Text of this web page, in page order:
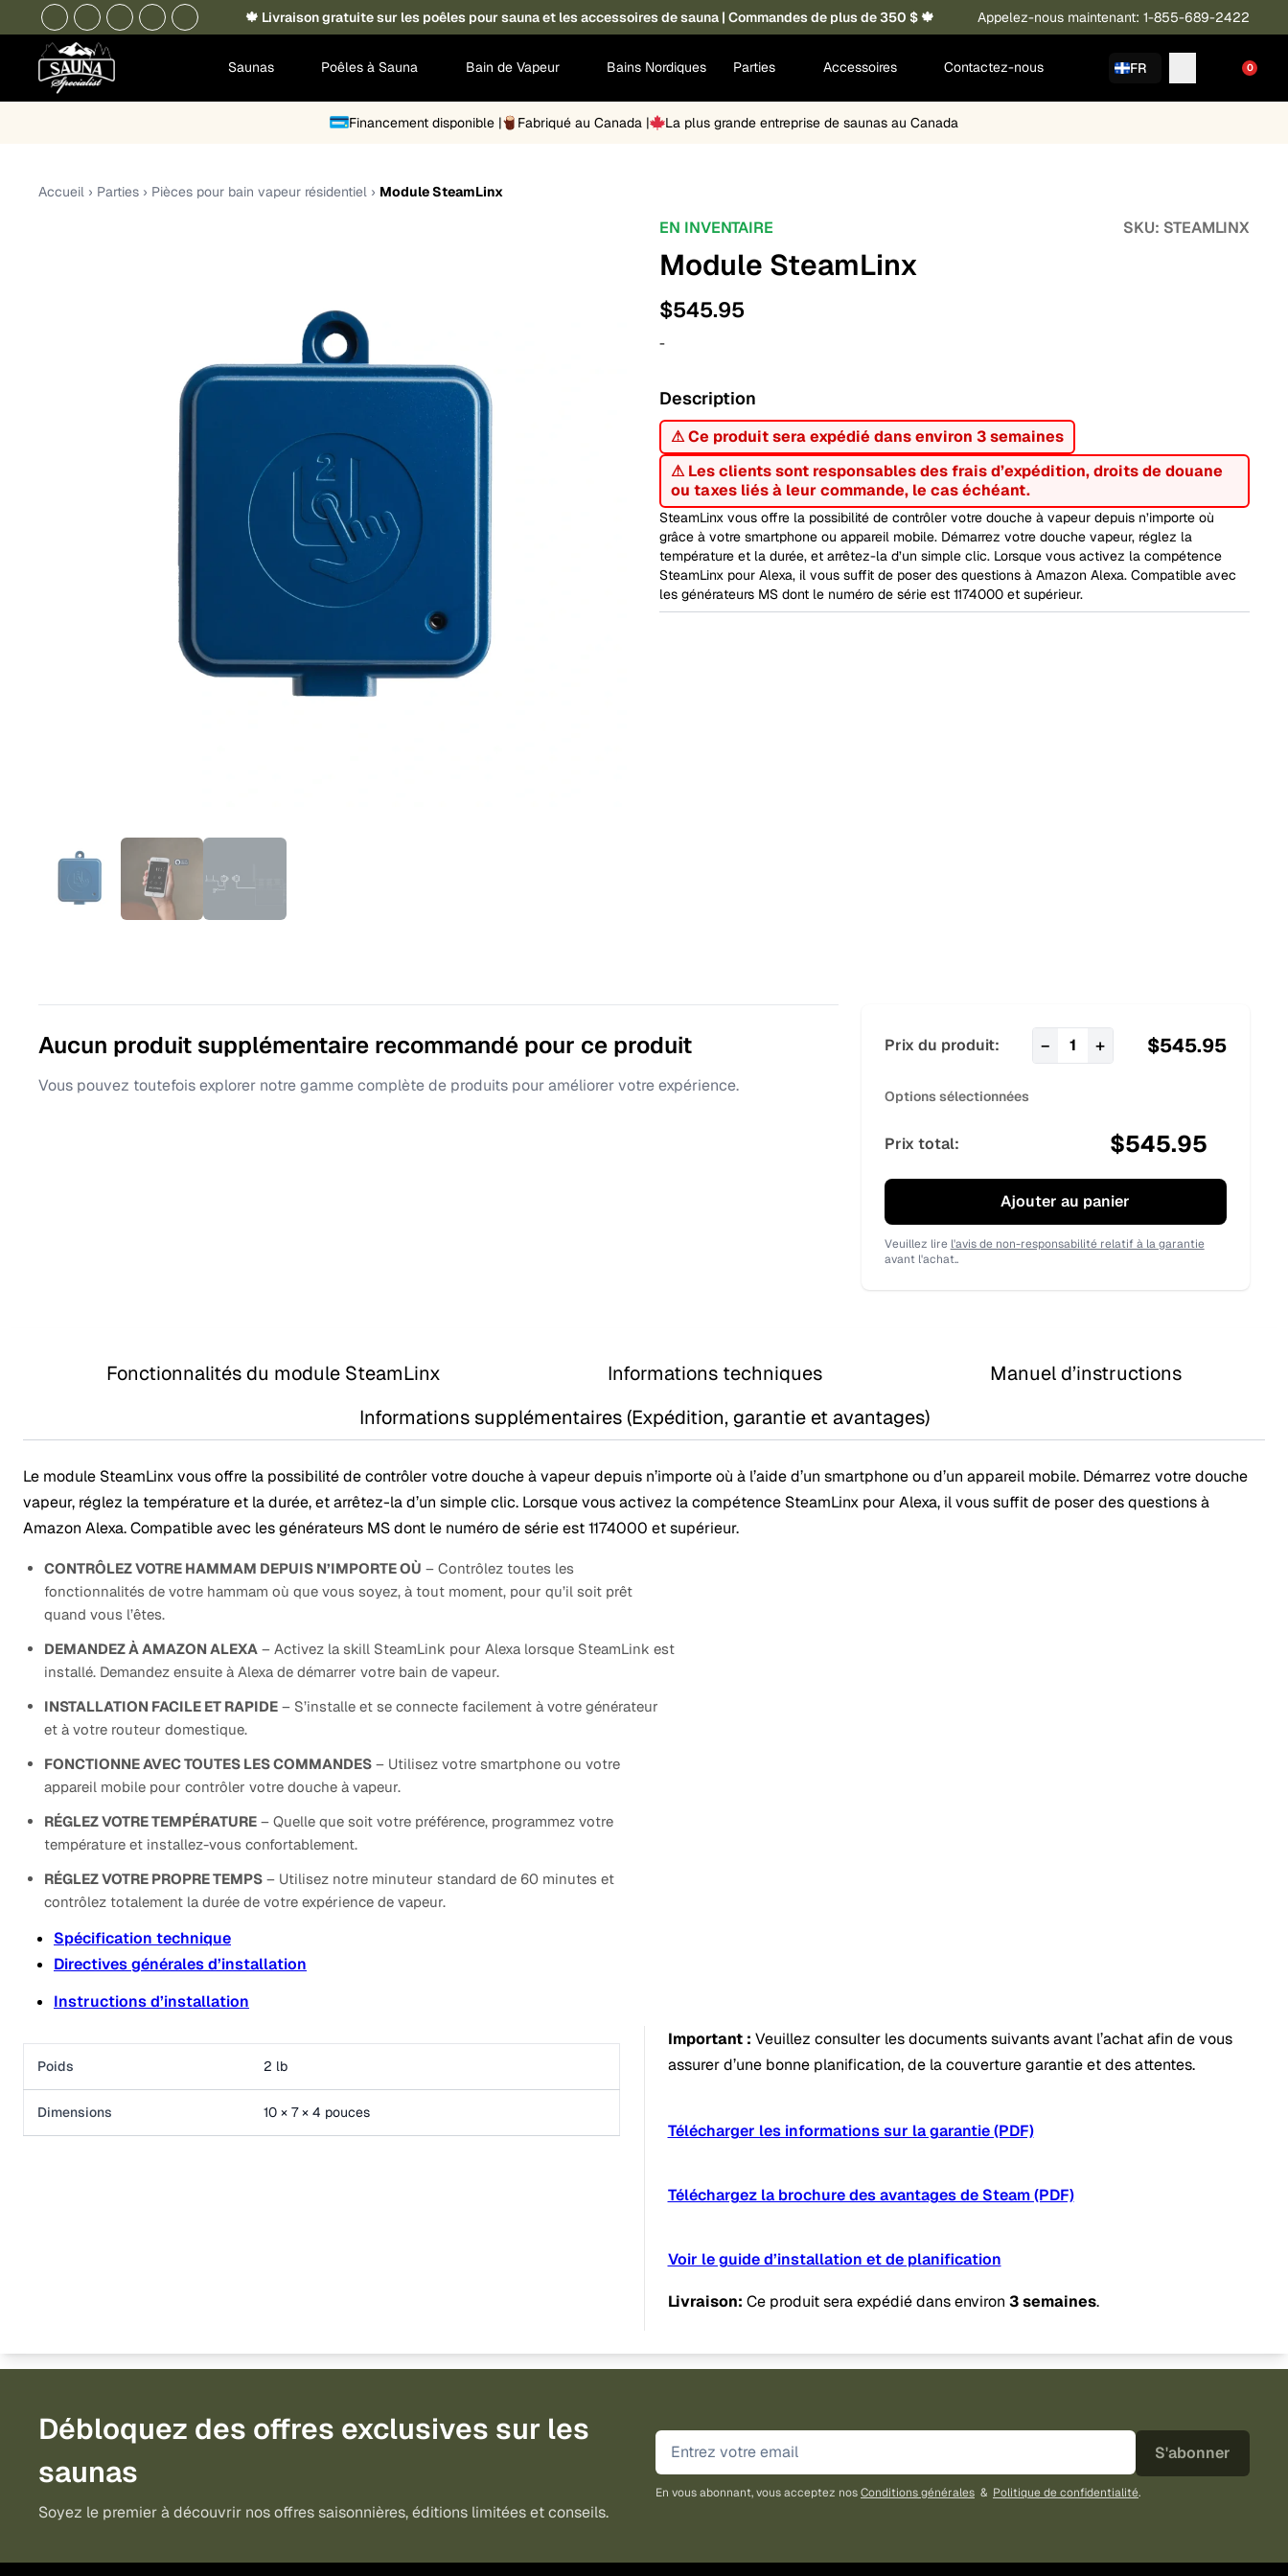
🍁 Livraison gratuite sur les poêles pour sauna et les accessoires de sauna | Commandes de plus de 350 $ 🍁 Appelez-nous maintenant: 1-855-689-2422
Saunas Poêles à Sauna Bain de Vapeur Bains Nordiques Parties Accessoires Contactez-nous FR 0
Financement disponible | Fabriqué au Canada | La plus grande entreprise de saunas au Canada
Accueil › Parties › Pièces pour bain vapeur résidentiel › Module SteamLinx
EN INVENTAIRE SKU: STEAMLINX
Module SteamLinx
$545.95
-
Description
⚠ Ce produit sera expédié dans environ 3 semaines
⚠ Les clients sont responsables des frais d’expédition, droits de douane
ou taxes liés à leur commande, le cas échéant.
SteamLinx vous offre la possibilité de contrôler votre douche à vapeur depuis n’importe où
grâce à votre smartphone ou appareil mobile. Démarrez votre douche vapeur, réglez la
température et la durée, et arrêtez-la d’un simple clic. Lorsque vous activez la compétence
SteamLinx pour Alexa, il vous suffit de poser des questions à Amazon Alexa. Compatible avec
les générateurs MS dont le numéro de série est 1174000 et supérieur.
Aucun produit supplémentaire recommandé pour ce produit
Vous pouvez toutefois explorer notre gamme complète de produits pour améliorer votre expérience.
Prix du produit: − 1 + $545.95
Options sélectionnées
Prix total: $545.95
Ajouter au panier
Veuillez lire l'avis de non-responsabilité relatif à la garantie
avant l'achat..
Fonctionnalités du module SteamLinx Informations techniques
Manuel d’instructions
Informations supplémentaires (Expédition, garantie et avantages)
Le module SteamLinx vous offre la possibilité de contrôler votre douche à vapeur depuis n’importe où à l’aide d’un smartphone ou d’un appareil mobile. Démarrez votre douche
vapeur, réglez la température et la durée, et arrêtez-la d’un simple clic. Lorsque vous activez la compétence SteamLinx pour Alexa, il vous suffit de poser des questions à
Amazon Alexa. Compatible avec les générateurs MS dont le numéro de série est 1174000 et supérieur.
CONTRÔLEZ VOTRE HAMMAM DEPUIS N’IMPORTE OÙ – Contrôlez toutes les
fonctionnalités de votre hammam où que vous soyez, à tout moment, pour qu’il soit prêt
quand vous l’êtes.
DEMANDEZ À AMAZON ALEXA – Activez la skill SteamLink pour Alexa lorsque SteamLink est
installé. Demandez ensuite à Alexa de démarrer votre bain de vapeur.
INSTALLATION FACILE ET RAPIDE – S’installe et se connecte facilement à votre générateur
et à votre routeur domestique.
FONCTIONNE AVEC TOUTES LES COMMANDES – Utilisez votre smartphone ou votre
appareil mobile pour contrôler votre douche à vapeur.
RÉGLEZ VOTRE TEMPÉRATURE – Quelle que soit votre préférence, programmez votre
température et installez-vous confortablement.
RÉGLEZ VOTRE PROPRE TEMPS – Utilisez notre minuteur standard de 60 minutes et
contrôlez totalement la durée de votre expérience de vapeur.
Spécification technique
Directives générales d’installation
Instructions d’installation
Poids 2 lb
Dimensions 10 × 7 × 4 pouces
Important : Veuillez consulter les documents suivants avant l’achat afin de vous
assurer d’une bonne planification, de la couverture garantie et des attentes.
Télécharger les informations sur la garantie (PDF)
Téléchargez la brochure des avantages de Steam (PDF)
Voir le guide d’installation et de planification
Livraison: Ce produit sera expédié dans environ 3 semaines.
Débloquez des offres exclusives sur les
saunas
Soyez le premier à découvrir nos offres saisonnières, éditions limitées et conseils.
S'abonner
En vous abonnant, vous acceptez nosConditions générales & Politique de confidentialité.